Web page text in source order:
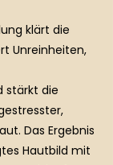
klärt die
Unreinheiten,
stärkt die
Das Ergebnis
Hautbild mit